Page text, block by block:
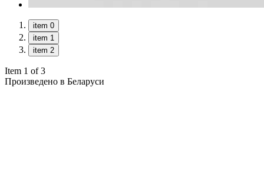
item 0
item 1
item 2
Item 1 of 3
Произведено в Беларуси